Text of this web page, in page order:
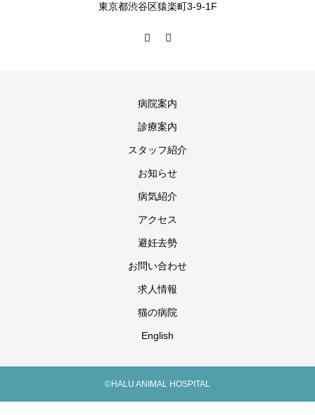
東京都渋谷区猿楽町3-9-1F
病院案内
診療案内
スタッフ紹介
お知らせ
病気紹介
アクセス
避妊去勢
お問い合わせ
求人情報
猫の病院
English
©HALU ANIMAL HOSPITAL